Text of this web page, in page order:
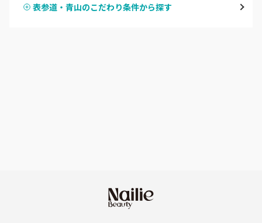
ハンドスカルプ
表参道・青山のこだわり条件から探す